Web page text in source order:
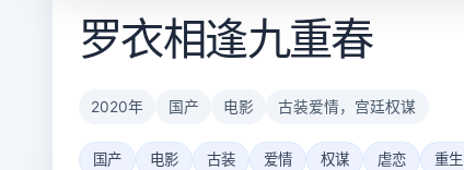
罗衣相逢九重春
2020年 国产 电影 古装爱情，宫廷权谋
国产 电影 古装 爱情 权谋 虐恋 重生